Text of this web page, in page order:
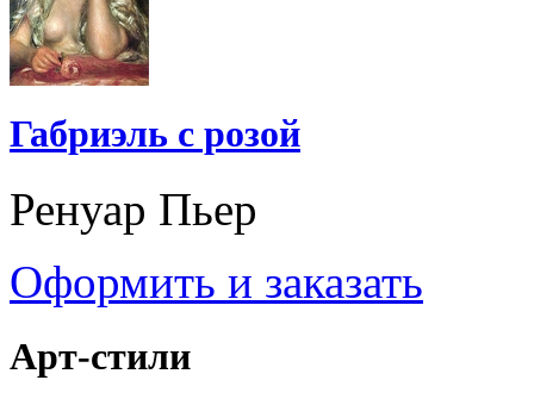
Габриэль с розой
Ренуар Пьер
Оформить и заказать
Арт-стили